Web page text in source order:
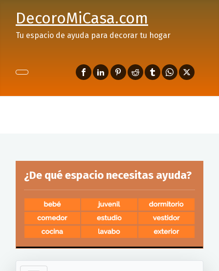
DecoroMiCasa.com
Tu espacio de ayuda para decorar tu hogar
¿De qué espacio necesitas ayuda?